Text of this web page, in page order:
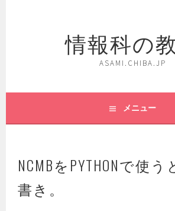
ス
ッ
情報科の
ASAMI.CHIBA.JP
メニュー
NCMBをPYTHONで使
書き。